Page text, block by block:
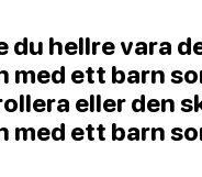
du hellre vara
med ett barn
eller den
med ett barn